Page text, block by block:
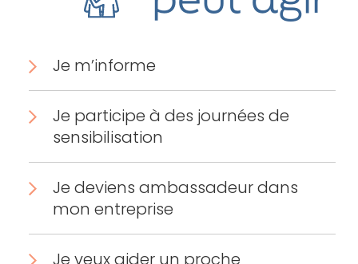
Je m’informe
Je participe à des journées de
sensibilisation
Je deviens ambassadeur dans
mon entreprise
Je veux aider un proche